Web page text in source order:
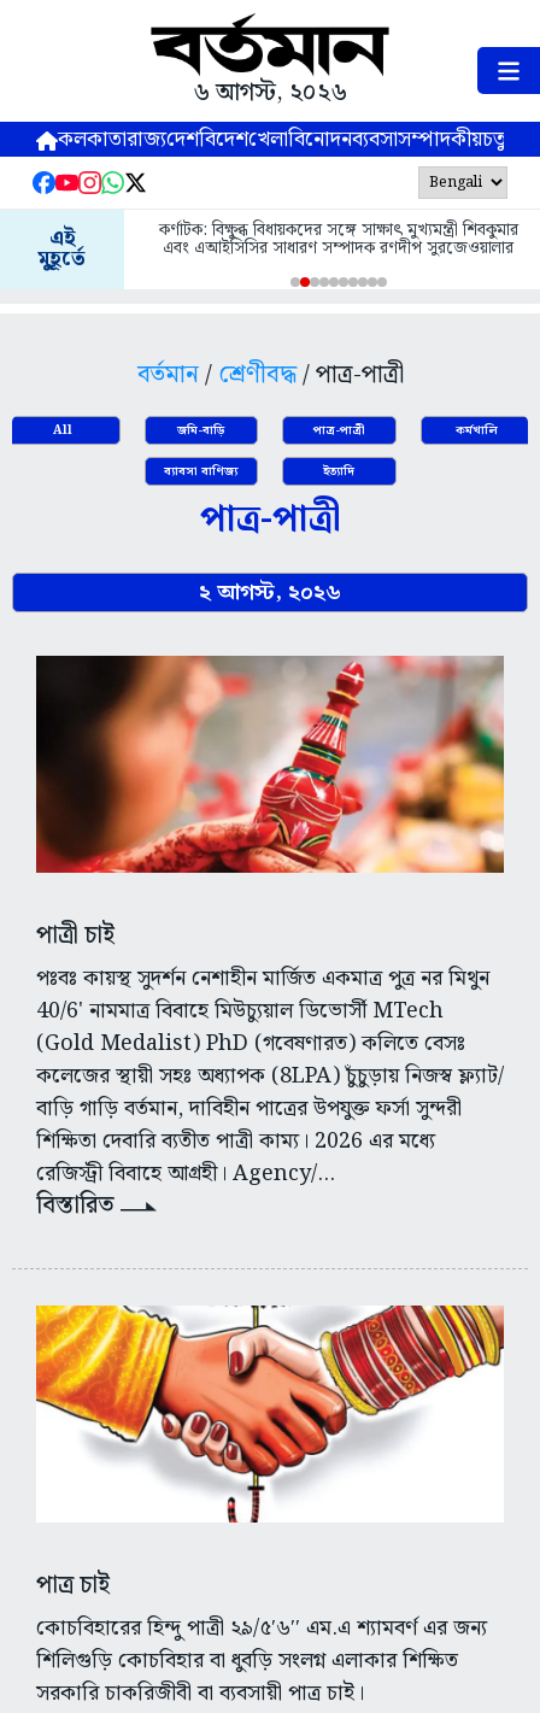
৬ আগস্ট, ২০২৬
কলকাতারাজ্যদেশবিদেশখেলাবিনোদনব্যবসাসম্পাদকীয়
এই
মুহূর্তে
কর্ণাটক: বিক্ষুব্ধ বিধায়কদের সঙ্গে সাক্ষাৎ মুখ্যমন্ত্রী শিবকুমার
এবং এআইসিসির সাধারণ সম্পাদক রণদীপ সুরজেওয়ালার
বর্তমান/শ্রেণীবদ্ধ/ পাত্র-পাত্রী
All জমি-বাড়ি পাত্র-পাত্রী কর্মখালি
ব্যাবসা বাণিজ্য ইত্যাদি
পাত্র-পাত্রী
২ আগস্ট, ২০২৬
পাত্রী চাই
পঃবঃ কায়স্থ সুদর্শন নেশাহীন মার্জিত একমাত্র পুত্র নর মিথুন
40/6' নামমাত্র বিবাহে মিউচ্যুয়াল ডিভোর্সী MTech
(Gold Medalist) PhD (গবেষণারত) কলিতে বেসঃ
কলেজের স্থায়ী সহঃ অধ্যাপক (8LPA) চুঁচুড়ায় নিজস্ব ফ্ল্যাট/
বাড়ি গাড়ি বর্তমান, দাবিহীন পাত্রের উপযুক্ত ফর্সা সুন্দরী
শিক্ষিতা দেবারি ব্যতীত পাত্রী কাম্য। 2026 এর মধ্যে
রেজিস্ট্রী বিবাহে আগ্রহী। Agency/...
বিস্তারিত
পাত্র চাই
কোচবিহারের হিন্দু পাত্রী ২৯/৫′৬′′ এম.এ শ্যামবর্ণ এর জন্য
শিলিগুড়ি কোচবিহার বা ধুবড়ি সংলগ্ন এলাকার শিক্ষিত
সরকারি চাকরিজীবী বা ব্যবসায়ী পাত্র চাই।